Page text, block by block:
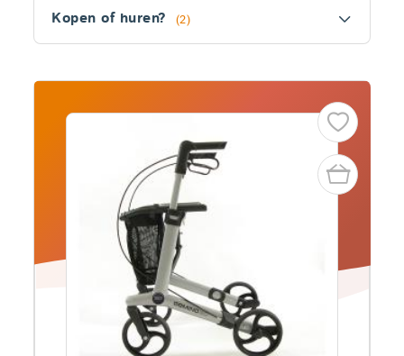
section
Kopen of huren? (2)
Producten